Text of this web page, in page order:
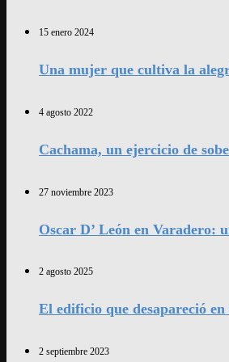
15 enero 2024
Una mujer que cultiva la
4 agosto 2022
Cachama, un ejercicio de
27 noviembre 2023
Oscar D’ León en Varadero:
2 agosto 2025
El edificio que desapareció en
2 septiembre 2023